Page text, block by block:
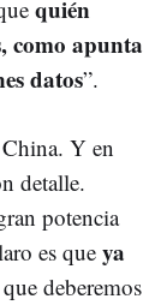
quién
como apunta
datos”.
Y en
detalle.
potencia
es que ya
deberemos